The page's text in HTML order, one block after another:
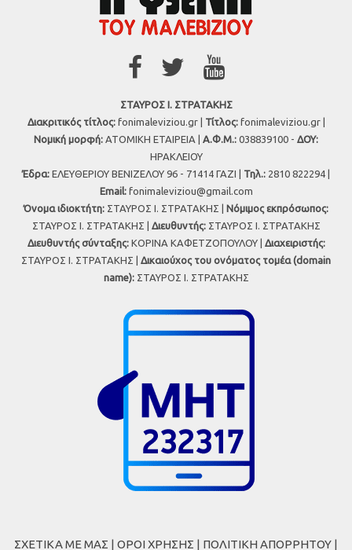
ΣΤΑΥΡΟΣ Ι. ΣΤΡΑΤΑΚΗΣ
Διακριτικός τίτλος:fonimaleviziou.gr | Τίτλος:fonimaleviziou.gr |
Νομική μορφή: ΑΤΟΜΙΚΗ ΕΤΑΙΡΕΙΑ | Α.Φ.Μ.: 038839100 - ΔΟΥ:
ΗΡΑΚΛΕΙΟΥ
Έδρα: ΕΛΕΥΘΕΡΙΟΥ ΒΕΝΙΖΕΛΟΥ 96 - 71414 ΓΑΖΙ | Τηλ.: 2810 822294 |
Εmail: fonimaleviziou@gmail.com
Όνομα ιδιοκτήτη: ΣΤΑΥΡΟΣ Ι. ΣΤΡΑΤΑΚΗΣ | Νόμιμος εκπρόσωπος:
ΣΤΑΥΡΟΣ Ι. ΣΤΡΑΤΑΚΗΣ | Διευθυντής:ΣΤΑΥΡΟΣ Ι. ΣΤΡΑΤΑΚΗΣ
Διευθυντής σύνταξης:ΚΟΡΙΝΑ ΚΑΦΕΤΖΟΠΟΥΛΟΥ | Διαχειριστής:
ΣΤΑΥΡΟΣ Ι. ΣΤΡΑΤΑΚΗΣ | Δικαιούχος του ονόματος τομέα (domain
name):ΣΤΑΥΡΟΣ Ι. ΣΤΡΑΤΑΚΗΣ
ΣΧΕΤΙΚΑ ΜΕ ΜΑΣ | ΟΡΟΙ ΧΡΗΣΗΣ | ΠΟΛΙΤΙΚΗ ΑΠΟΡΡΗΤΟΥ |